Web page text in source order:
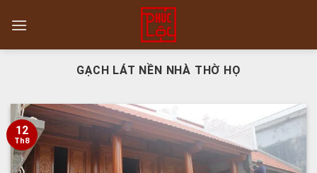
GẠCH LÁT NỀN NHÀ THỜ HỌ
12
Th8